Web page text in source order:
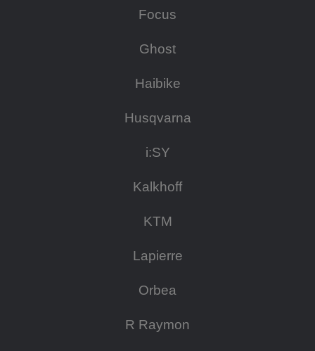
Focus
Ghost
Haibike
Husqvarna
i:SY
Kalkhoff
KTM
Lapierre
Orbea
R Raymon